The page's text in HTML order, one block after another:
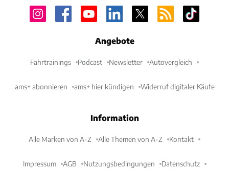
Angebote
Fahrtrainings Podcast Newsletter Autovergleich
ams+ abonnieren ams+ hier kündigen Widerruf digitaler Käufe
Information
Alle Marken von A-Z Alle Themen von A-Z Kontakt
Impressum AGB Nutzungsbedingungen Datenschutz